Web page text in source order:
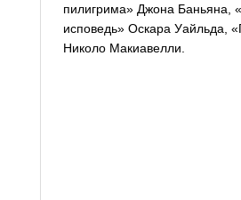
пилигрима» Джона Баньяна,
исповедь» Оскара Уайльда,
Николо Макиавелли.